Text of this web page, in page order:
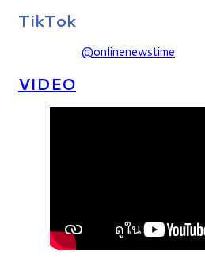
TikTok
@onlinenewstime
VIDEO